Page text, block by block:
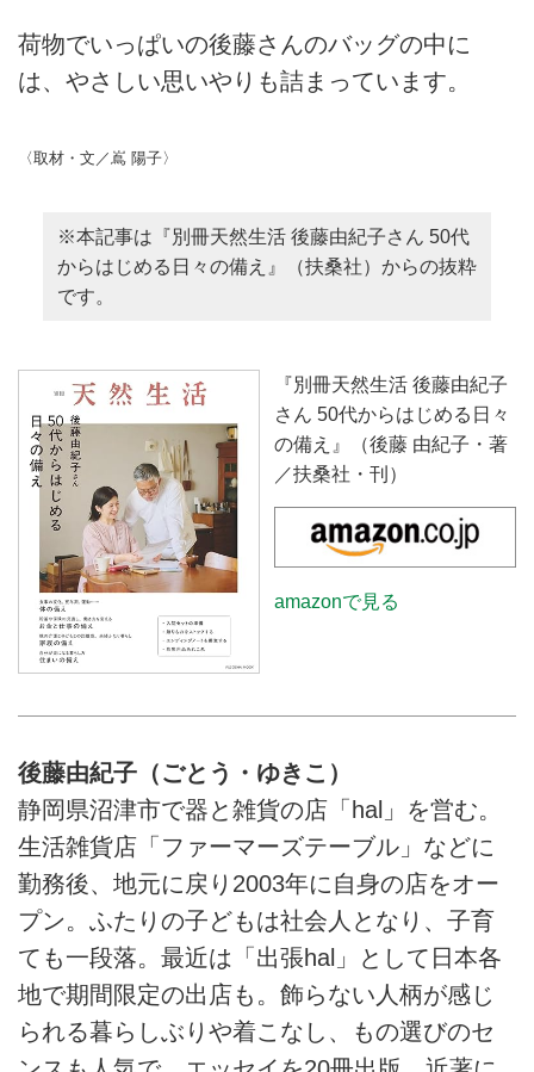
荷物でいっぱいの後藤さんのバッグの中に
は、やさしい思いやりも詰まっています。
〈取材・文／嶌 陽子〉
※本記事は『別冊天然生活 後藤由紀子さん 50代
からはじめる日々の備え』（扶桑社）からの抜粋
です。
『別冊天然生活 後藤由紀子
さん 50代からはじめる日々
の備え』（後藤 由紀子・著
／扶桑社・刊）
amazonで見る
後藤由紀子（ごとう・ゆきこ）
静岡県沼津市で器と雑貨の店「hal」を営む。
生活雑貨店「ファーマーズテーブル」などに
勤務後、地元に戻り2003年に自身の店をオー
プン。ふたりの子どもは社会人となり、子育
ても一段落。最近は「出張hal」として日本各
地で期間限定の出店も。飾らない人柄が感じ
られる暮らしぶりや着こなし、もの選びのセ